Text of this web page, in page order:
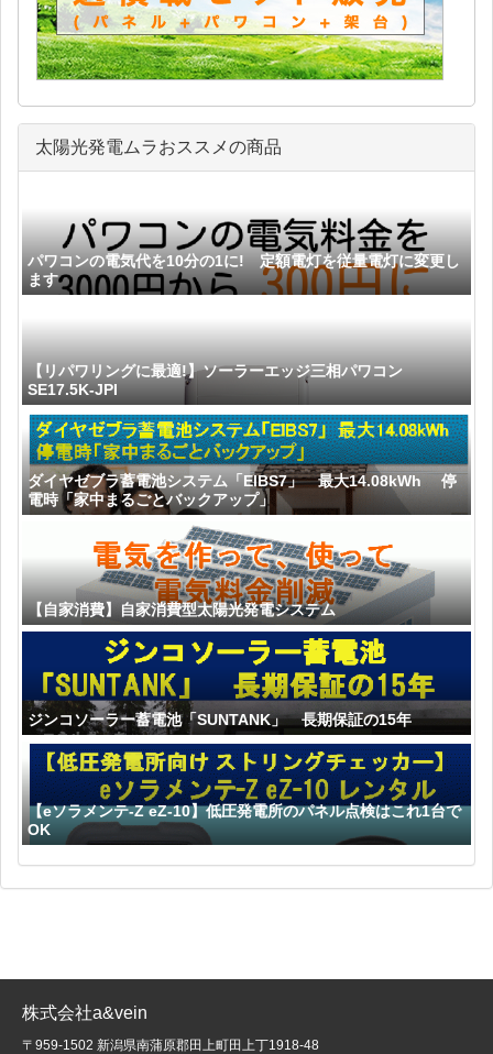
太陽光発電ムラおススメの商品
パワコンの電気代を10分の1に! 定額電灯を従量電灯に変更し
ます
【リパワリングに最適!】ソーラーエッジ三相パワコン
SE17.5K-JPI
ダイヤゼブラ蓄電池システム「EIBS7」 最大14.08kWh 停
電時「家中まるごとバックアップ」
【自家消費】自家消費型太陽光発電システム
ジンコソーラー蓄電池「SUNTANK」 長期保証の15年
【eソラメンテ-Z eZ-10】低圧発電所のパネル点検はこれ1台で
OK
株式会社a&vein
〒959-1502 新潟県南蒲原郡田上町田上丁1918-48